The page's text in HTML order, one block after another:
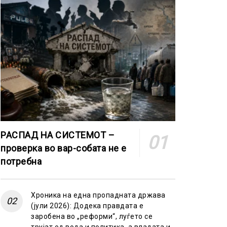
РАСПАД НА СИСТЕМОТ –
проверка во вар-собата не е
потребна
Хроника на една пропадната држава
(јули 2026): Додека правдата е
заробена во „реформи“, луѓето се